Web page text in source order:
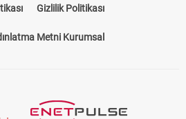
Gizlilik Politikası
Metni Kurumsal